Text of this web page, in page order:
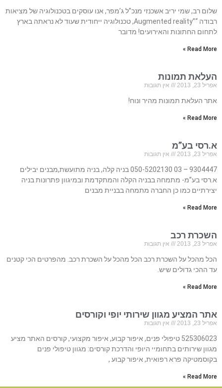
שלום רב, שמי יריב אשכנזי מנכ”ל ג’מפר, אנו עוסקים בטכנולוגיה של מציאות
רבודה “”Augmented reality, טכנולוגיה ייחודית שעוד לא נראתה בארץ
לתחום החתונות והאירועים! מדובר
Read More »
העלאת תמונות
אפריל 23, 2013 אין תגובות
אתר העלאת תמונות מהיר ונוח!
Read More »
א.רסי בע”מ
אפריל 23, 2013 אין תגובות
9304447 – 03 050-5202130 בניה קלה, בניה מתועשת,מבנים יבילים
א.רסי בע”מ- מתמחה בבניה הקלה והמתקדמת ובמיגוון פתרונות בניה
יצירתיים כמו כן החברה מתמחה בבניית מבנים
Read More »
השכרת רכב
אפריל 23, 2013 אין תגובות
הכל מהכל על השכרת רכב הכל מהכל על השכרת רכב. מהפרטים הכי קטנים
עד ההכי גדולים שיש.
Read More »
אתר המציע מגוון שירותי יופי וקורסים
אפריל 23, 2013 אין תגובות
525306023 טיפולי פנים, איפור קבוע, איפור מקצועי, קורסים האתר מציע
מגוון שירותים בתחומיי היופי והדרכת קורסים: מגוון טיפולי פנים
בקוסמטיקה פרא רפואית, איפור קבוע ,
Read More »